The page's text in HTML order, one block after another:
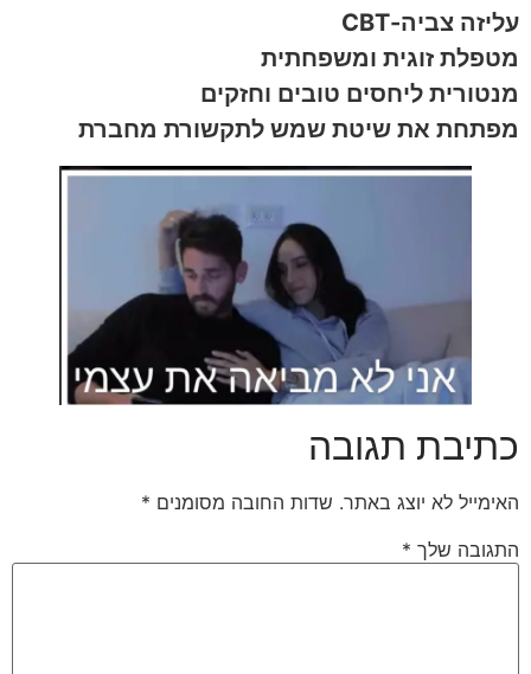
עליזה צביה-CBT
מטפלת זוגית ומשפחתית
מנטורית ליחסים טובים וחזקים
מפתחת את שיטת שמש לתקשורת מחברת
כתיבת תגובה
האימייל לא יוצג באתר. שדות החובה מסומנים *
התגובה שלך *